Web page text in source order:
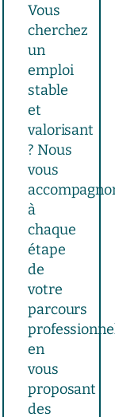
Vous
cherchez
un
emploi
stable
et
valorisant
? Nous
vous
à
chaque
étape
de
votre
parcours
en
vous
proposant
des